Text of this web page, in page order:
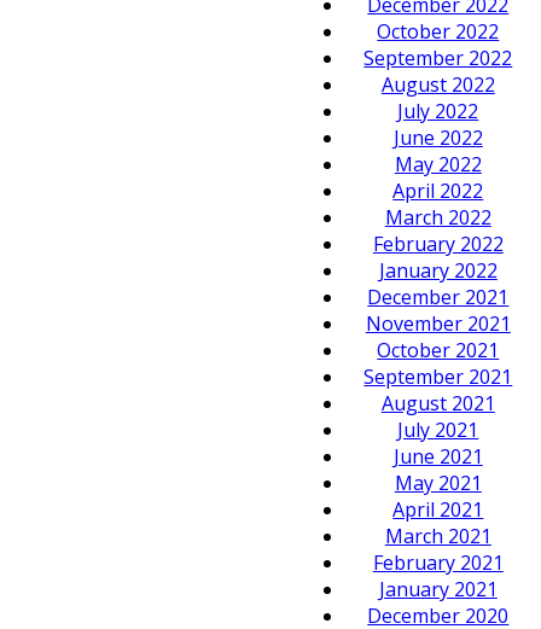
October 2022
September 2022
August 2022
July 2022
June 2022
May 2022
April 2022
March 2022
February 2022
January 2022
December 2021
November 2021
October 2021
September 2021
August 2021
July 2021
June 2021
May 2021
April 2021
March 2021
February 2021
January 2021
December 2020